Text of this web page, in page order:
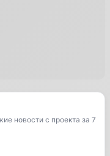
новости с проекта за 7